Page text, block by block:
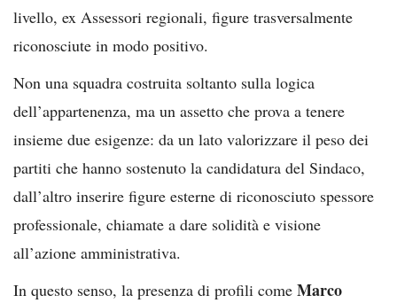
livello, ex Assessori regionali, figure trasversalmente
riconosciute in modo positivo.
Non una squadra costruita soltanto sulla logica
dell’appartenenza, ma un assetto che prova a tenere
insieme due esigenze: da un lato valorizzare il peso dei
partiti che hanno sostenuto la candidatura del Sindaco,
dall’altro inserire figure esterne di riconosciuto spessore
professionale, chiamate a dare solidità e visione
all’azione amministrativa.
In questo senso, la presenza di profili come Marco